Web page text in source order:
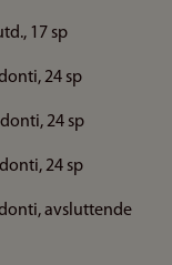
17 sp
24 sp
24 sp
24 sp
avsluttende